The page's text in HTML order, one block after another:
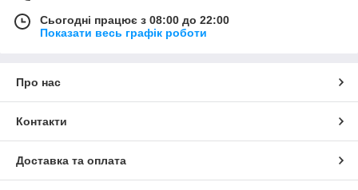
Сьогодні працює з 08:00 до 22:00
Показати весь графік роботи
Про нас
Контакти
Доставка та оплата